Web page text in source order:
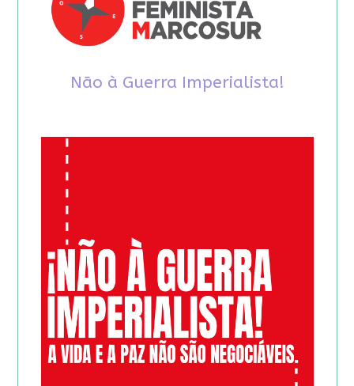
Não à Guerra Imperialista!